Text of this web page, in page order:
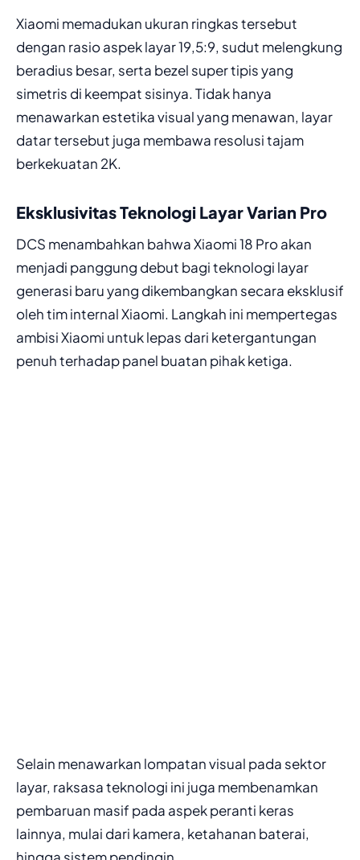
Xiaomi memadukan ukuran ringkas tersebut
dengan rasio aspek layar 19,5:9, sudut melengkung
beradius besar, serta bezel super tipis yang
simetris di keempat sisinya. Tidak hanya
menawarkan estetika visual yang menawan, layar
datar tersebut juga membawa resolusi tajam
berkekuatan 2K.
Eksklusivitas Teknologi Layar Varian Pro
DCS menambahkan bahwa Xiaomi 18 Pro akan
menjadi panggung debut bagi teknologi layar
generasi baru yang dikembangkan secara eksklusif
oleh tim internal Xiaomi. Langkah ini mempertegas
ambisi Xiaomi untuk lepas dari ketergantungan
penuh terhadap panel buatan pihak ketiga.
Selain menawarkan lompatan visual pada sektor
layar, raksasa teknologi ini juga membenamkan
pembaruan masif pada aspek peranti keras
lainnya, mulai dari kamera, ketahanan baterai,